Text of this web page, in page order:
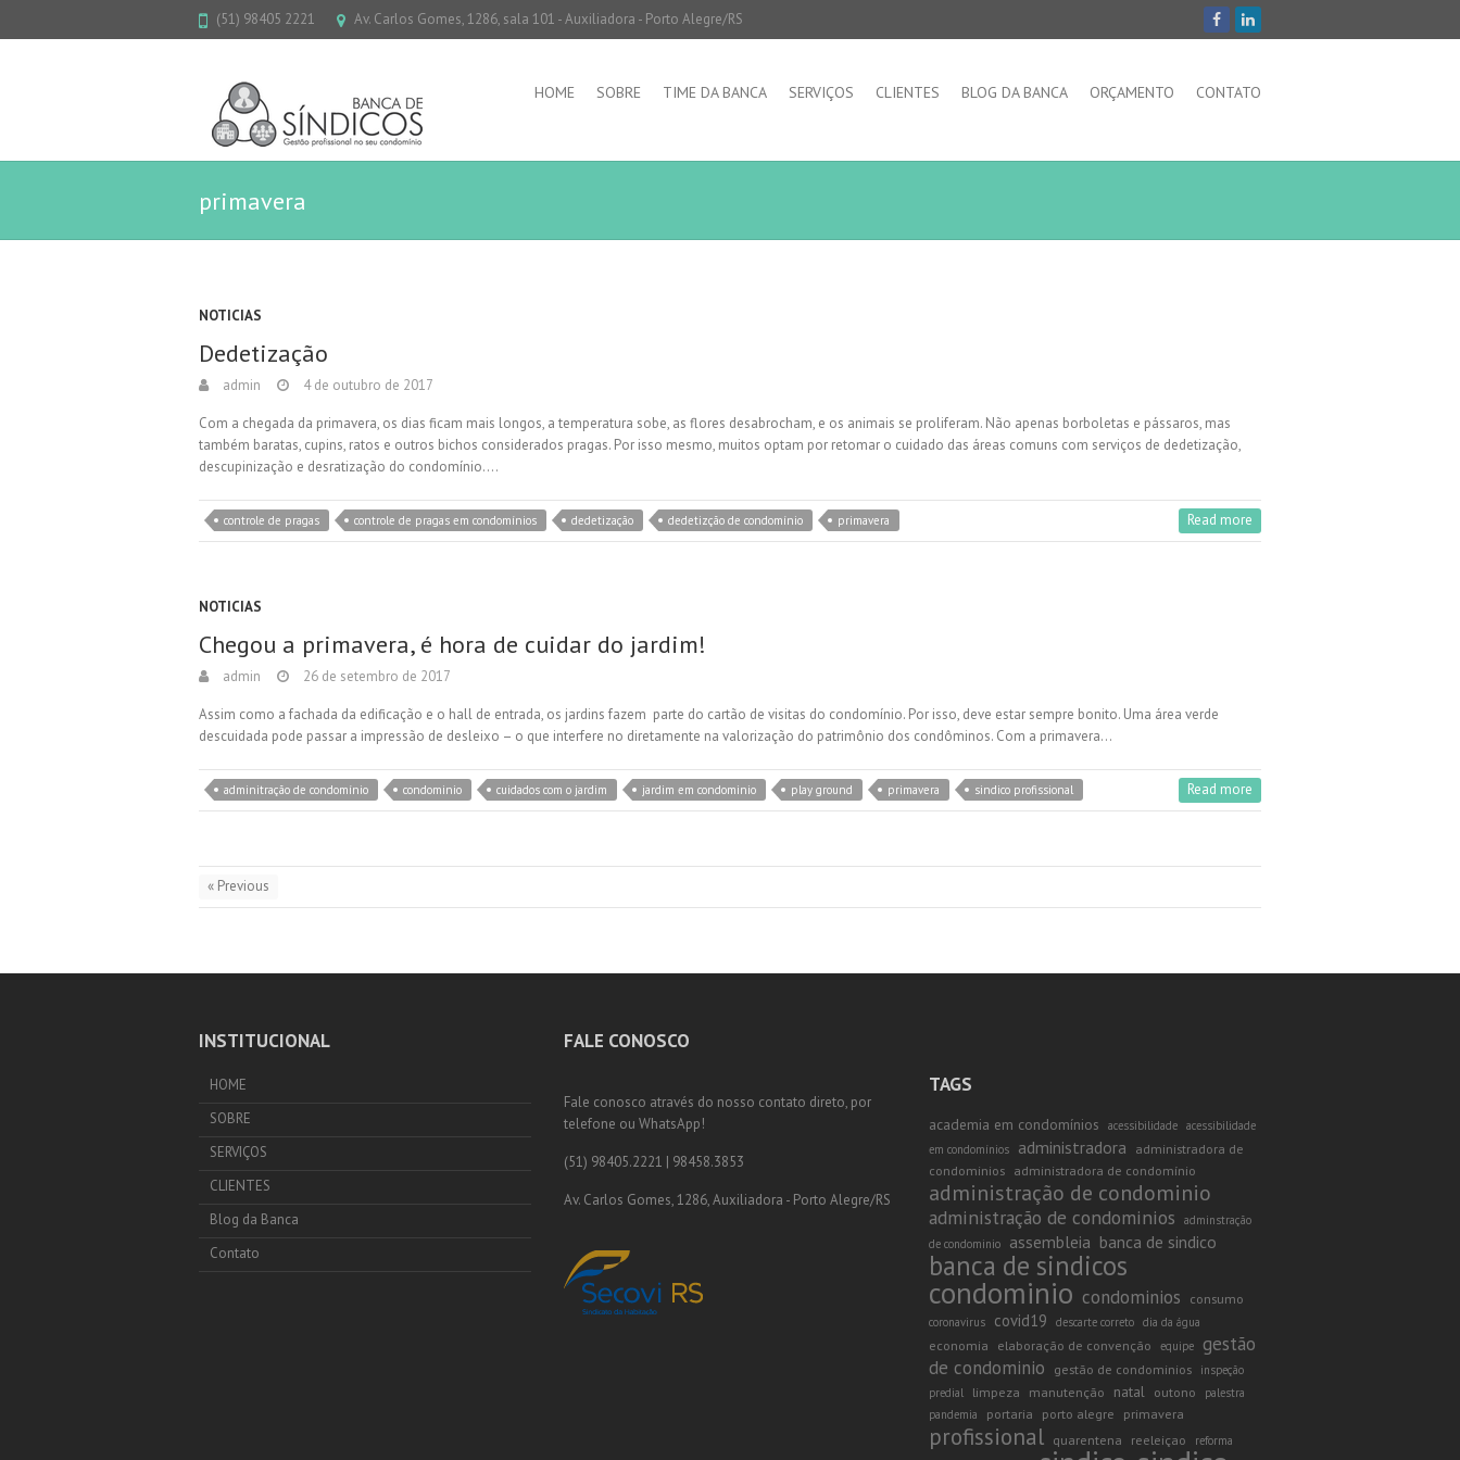
(51) 98405 2221 Av. Carlos Gomes, 1286, sala 101 - Auxiliadora - Porto Alegre/RS
HOME SOBRE TIME DA BANCA SERVIÇOS CLIENTES BLOG DA BANCA ORÇAMENTO CONTATO
primavera
NOTICIAS
Dedetização
admin 4 de outubro de 2017
Com a chegada da primavera, os dias ficam mais longos, a temperatura sobe, as flores desabrocham, e os animais se proliferam. Não apenas borboletas e pássaros, mas
também baratas, cupins, ratos e outros bichos considerados pragas. Por isso mesmo, muitos optam por retomar o cuidado das áreas comuns com serviços de dedetização,
descupinização e desratização do condomínio.…
controle de pragas controle de pragas em condomínios dedetização dedetizção de condomínio primavera Read more
NOTICIAS
Chegou a primavera, é hora de cuidar do jardim!
admin 26 de setembro de 2017
Assim como a fachada da edificação e o hall de entrada, os jardins fazem parte do cartão de visitas do condomínio. Por isso, deve estar sempre bonito. Uma área verde
descuidada pode passar a impressão de desleixo – o que interfere no diretamente na valorização do patrimônio dos condôminos. Com a primavera…
adminitração de condomínio condominio cuidados com o jardim jardim em condominio play ground primavera sindico profissional Read more
« Previous
INSTITUCIONAL
HOME
SOBRE
SERVIÇOS
CLIENTES
Blog da Banca
Contato
FALE CONOSCO
Fale conosco através do nosso contato direto, por
telefone ou WhatsApp!
(51) 98405.2221 | 98458.3853
Av. Carlos Gomes, 1286, Auxiliadora - Porto Alegre/RS
TAGS
academia em condomínios acessibilidade acessibilidade
em condomínios
administradora
administradora de
condominios
administradora de condomínio
administração de condominio
administração de condominios
adminstração
de condominio
assembleia banca de sindico
banca de sindicos
condominio condominios consumo
coronavirus covid19 descarte correto dia da água
economia elaboração de convenção equipe
gestão
de condominio
gestão de condominios
inspeção
predial
limpeza manutenção natal outono
palestra
pandemia
portaria porto alegre primavera
profissional quarentena reeleiçao reforma